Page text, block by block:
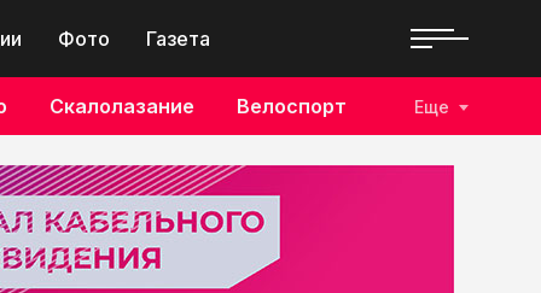
Фото Газета
Скалолазание Велоспорт Еще